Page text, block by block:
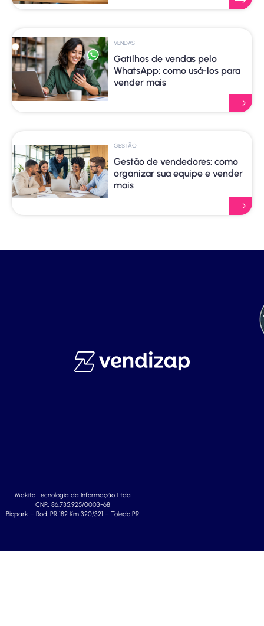
VENDAS
Gatilhos de vendas pelo
WhatsApp: como usá-los para
vender mais
GESTÃO
Gestão de vendedores: como
organizar sua equipe e vender
mais
Makito Tecnologia da Informação Ltda
CNPJ 86.735.925/0003-68
Biopark – Rod. PR 182 Km 320/321 – Toledo PR